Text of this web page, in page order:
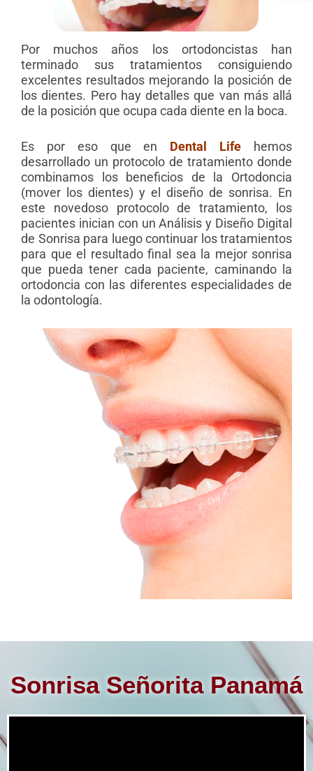
Por muchos años los ortodoncistas han
terminado sus tratamientos consiguiendo
excelentes resultados mejorando la posición de
los dientes. Pero hay detalles que van más allá
de la posición que ocupa cada diente en la boca.
Es por eso que en Dental Life hemos
desarrollado un protocolo de tratamiento donde
combinamos los beneficios de la Ortodoncia
(mover los dientes) y el diseño de sonrisa. En
este novedoso protocolo de tratamiento, los
pacientes inician con un Análisis y Diseño Digital
de Sonrisa para luego continuar los tratamientos
para que el resultado final sea la mejor sonrisa
que pueda tener cada paciente, caminando la
ortodoncia con las diferentes especialidades de
la odontología.
Sonrisa Señorita Panamá